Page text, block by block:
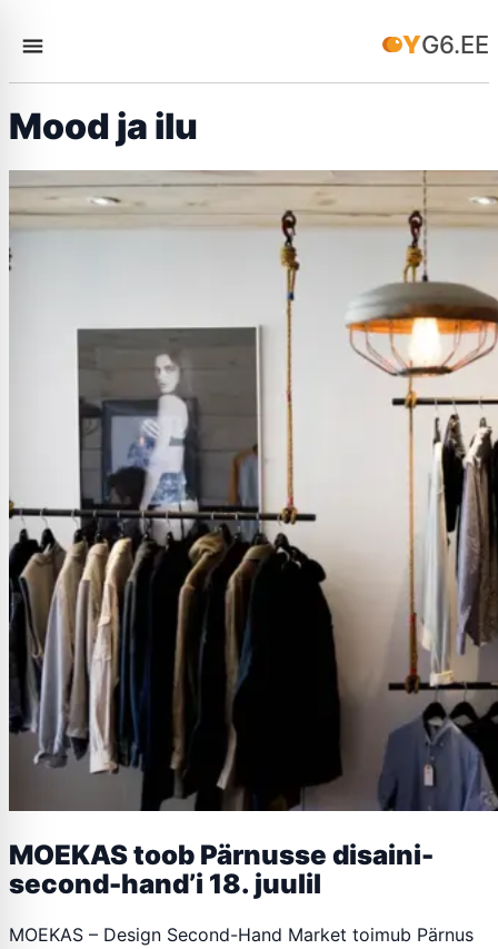
YG6.EE
Mood ja ilu
MOEKAS toob Pärnusse disaini-
second-hand’i 18. juulil
MOEKAS – Design Second-Hand Market toimub Pärnus